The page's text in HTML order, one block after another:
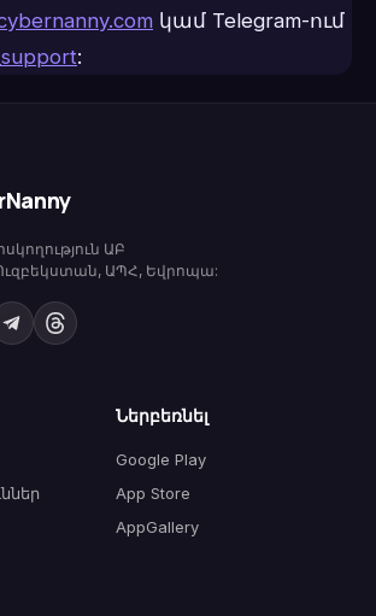
կամ Telegram-ում
:
ԱԲ
ԱՊՀ, Եվրոպա:
Ներբեռնել
Google Play
App Store
AppGallery